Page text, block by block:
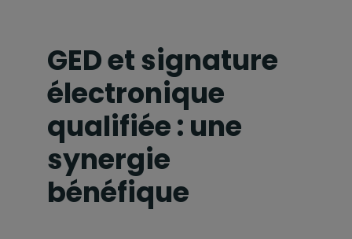
GED et signature
électronique
qualifiée : une
synergie
bénéfique